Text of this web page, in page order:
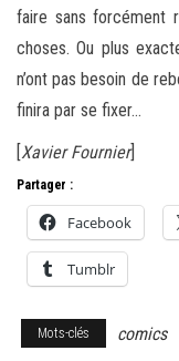
faire sans forcément
choses. Ou plus
n’ont pas besoin de
finira par se fixer…
[Xavier Fournier]
Partager :
Facebook
Tumblr
Mots-clés comics